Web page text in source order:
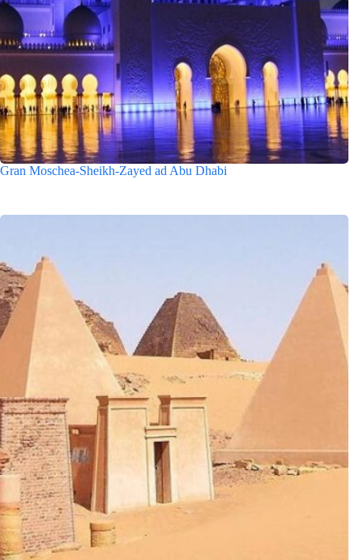
Gran Moschea-Sheikh-Zayed ad Abu Dhabi